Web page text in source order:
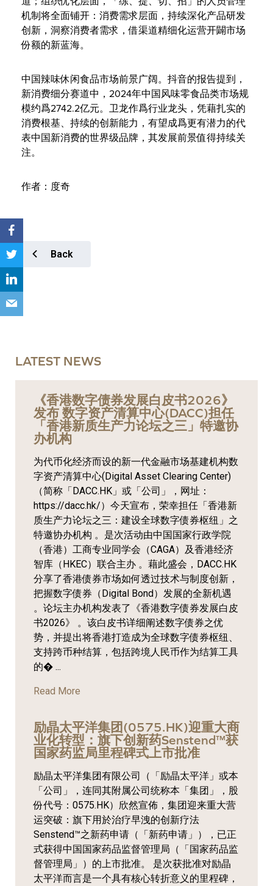
机制将全面铺开：消费需求层面，持续深化产品研发
创新，洞察消费者需求，借渠道精细化运营开闢市场
份额的新蓝海。
中国辣味休闲食品市场前景广阔。抖音的报告提到，
新消费细分赛道中，2024年中国风味零食品类市场规
模约爲2742.2亿元。卫龙作爲行业龙头，凭藉扎实的
消费根基、持续的创新能力，有望成爲更有潜力的代
表中国新消费的世界级品牌，其发展前景值得持续关
注。
作者：度奇
Back
LATEST NEWS
《香港数字债券发展白皮书2026》
发布 数字资产清算中心(DACC)担任
「香港新质生产力论坛之三」特邀协
办机构
为代币化经济而设的新一代金融市场基建机构数
字资产清算中心(Digital Asset Clearing Center)
（简称「DACC.HK」或「公司」，网址：
https://dacc.hk/）今天宣布，荣幸担任「香港新
质生产力论坛之三：建设全球数字债券枢纽」之
特邀协办机构 。是次活动由中国国家行政学院
（香港）工商专业同学会（CAGA）及香港经济
智库（HKEC）联合主办 。藉此盛会，DACC.HK
分享了香港债券市场如何透过技术与制度创新，
把握数字债券（Digital Bond）发展的全新机遇
。论坛主办机构发表了《香港数字债券发展白皮
书2026》 。该白皮书详细阐述数字债券之优
势，并提出将香港打造成为全球数字债券枢纽、
支持跨币种结算，包括跨境人民币作为结算工具
的� ...
Read More
励晶太平洋集团(0575.HK)迎重大商
业化转型：旗下创新药Senstend™获
国家药监局里程碑式上市批准
励晶太平洋集团有限公司（「励晶太平洋」或本
「公司」，连同其附属公司统称本「集团」，股
份代号：0575.HK）欣然宣佈，集团迎来重大营
运突破：旗下用於治疗早洩的创新疗法
Senstend™之新药申请（「新药申请」），已正
式获得中国国家药品监督管理局（「国家药品监
督管理局」）的上市批准。 是次获批准对励晶
太平洋而言是一个具有核心转折意义的里程碑，